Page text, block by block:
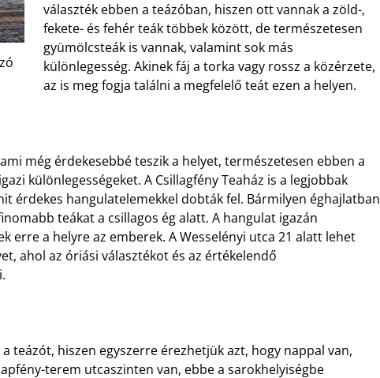
választék ebben a teázóban, hiszen ott vannak a zöld-,
fekete- és fehér teák többek között, de természetesen
gyümölcsteák is vannak, valamint sok más
különlegesség. Akinek fáj a torka vagy rossz a közérzete,
az is meg fogja találni a megfelelő teát ezen a helyen.
még érdekesebbé teszik a helyet, természetesen ebben a
különlegességeket. A Csillagfény Teaház is a legjobbak
érdekes hangulatelemekkel dobták fel. Bármilyen éghajlatban
teákat a csillagos ég alatt. A hangulat igazán
erre a helyre az emberek. A Wesselényi utca 21 alatt lehet
ahol az óriási választékot és az értékelendő
teázót, hiszen egyszerre érezhetjük azt, hogy nappal van,
terem utcaszinten van, ebbe a sarokhelyiségbe